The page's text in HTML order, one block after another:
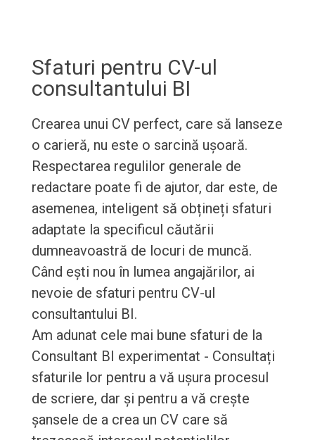
Sfaturi pentru CV-ul
consultantului BI
Crearea unui CV perfect, care să lanseze
o carieră, nu este o sarcină ușoară.
Respectarea regulilor generale de
redactare poate fi de ajutor, dar este, de
asemenea, inteligent să obțineți sfaturi
adaptate la specificul căutării
dumneavoastră de locuri de muncă.
Când ești nou în lumea angajărilor, ai
nevoie de sfaturi pentru CV-ul
consultantului BI.
Am adunat cele mai bune sfaturi de la
Consultant BI experimentat - Consultați
sfaturile lor pentru a vă ușura procesul
de scriere, dar și pentru a vă crește
șansele de a crea un CV care să